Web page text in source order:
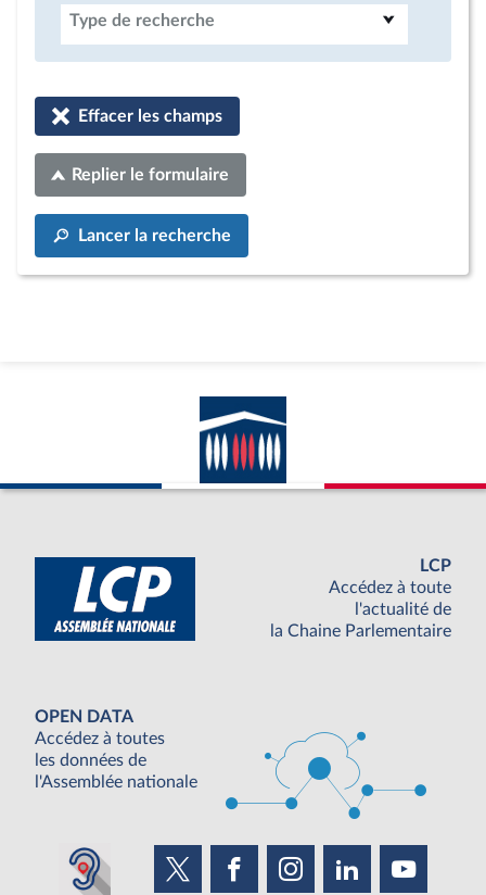
Type de recherche
Effacer les champs
Replier le formulaire
Lancer la recherche
LCP
Accédez à toute
l'actualité de
la Chaine Parlementaire
OPEN DATA
Accédez à toutes
les données de
l'Assemblée nationale